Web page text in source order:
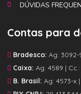
DÚVIDAS
Contas para
Bradesco: Ag: 3092-
Caixa: Ag: 4589 |
B. Brasil: Ag: 4573-x